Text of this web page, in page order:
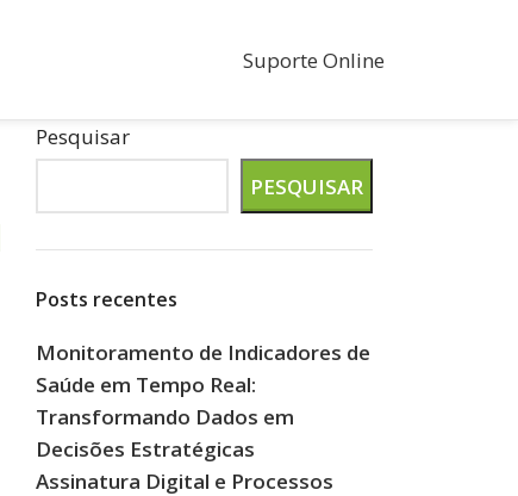
Suporte Online
Pesquisar
PESQUISAR
Posts recentes
Monitoramento de Indicadores de
Saúde em Tempo Real:
Transformando Dados em
Decisões Estratégicas
Assinatura Digital e Processos